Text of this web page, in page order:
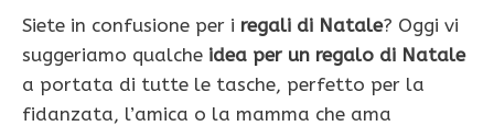
Siete in confusione per i regali di Natale? Oggi vi
suggeriamo qualche idea per un regalo di Natale
a portata di tutte le tasche, perfetto per la
fidanzata, l’amica o la mamma che ama